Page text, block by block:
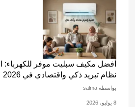
أفضل مكيف سبليت موفر للكهرباء:
نظام تبريد ذكي واقتصادي في 2026
بواسطة salma
8 يوليو، 2026